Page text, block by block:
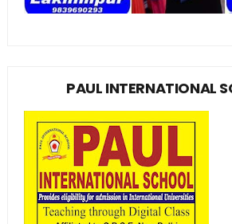
PAUL INTERNATIONAL